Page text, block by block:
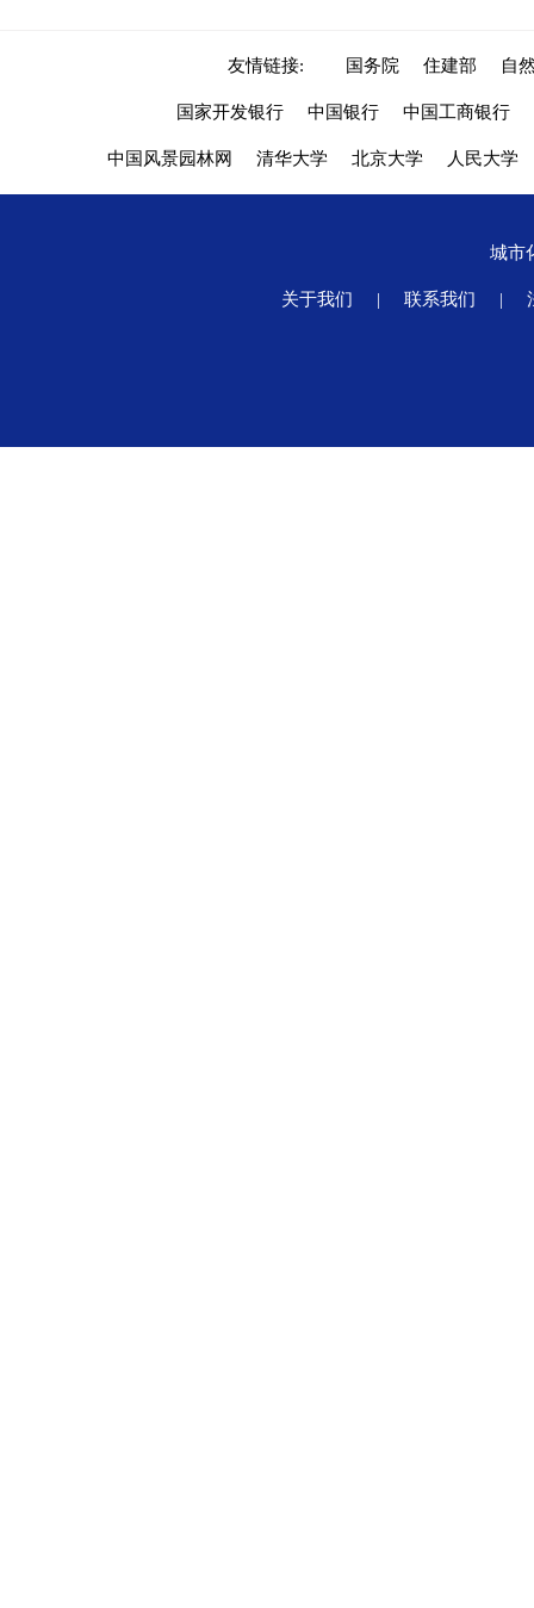
友情链接: 国务院 住建部 自
国家开发银行 中国银行 中国工商银行
中国风景园林网 清华大学 北京大学 人民大学
城市
关于我们 | 联系我们 |